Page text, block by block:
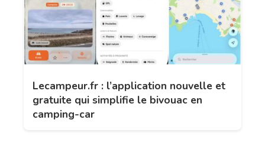
Lecampeur.fr : l’application nouvelle et
gratuite qui simplifie le bivouac en
camping-car